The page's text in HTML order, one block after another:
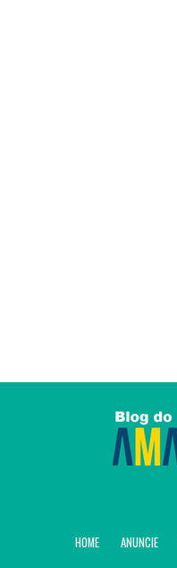
HOME ANUNCIE